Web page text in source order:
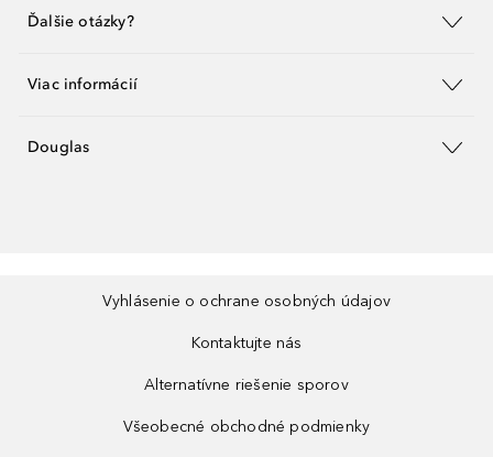
Ďalšie otázky?
Viac informácií
Douglas
Vyhlásenie o ochrane osobných údajov
Kontaktujte nás
Alternatívne riešenie sporov
Všeobecné obchodné podmienky